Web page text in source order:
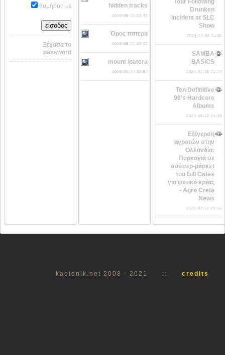
θυμήσου με
Ξέχασα το
password
hidden tracks
2026-06-15 23:41
Όρος πατερα
2026-06-12 23:03
mount /patera
2026-05-30 21:57
Drunken
Incident at SLC
Show
2024-10-08 21:11
SAMBA
BASICS
2024-01-16 22:24
Ten Definitive
90’s Hardcore
Albums
2023-05-12 21:18
Εξέγερση
αγροτών στην
Ολλανδία:
Πυρκαγιά σε
σούπερ-μάρκετ
του Bill Gates
για φυτικό κρέας
- Agro Creta
News
2022-07-12 21:56
kaotonik.net 2008 - 2021 :: credits